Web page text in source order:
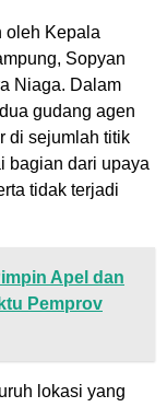
oleh Kepala
Sopyan
Niaga. Dalam
gudang agen
di sejumlah titik
bagian dari upaya
tidak terjadi
Apel dan
Pemprov
lokasi yang